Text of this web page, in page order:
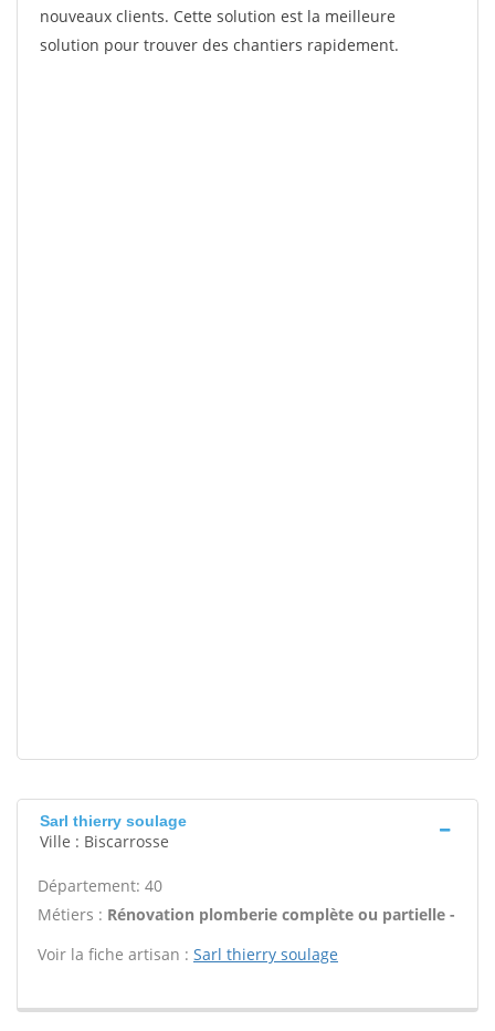
nouveaux clients. Cette solution est la meilleure
solution pour trouver des chantiers rapidement.
Sarl thierry soulage
Ville : Biscarrosse
Département: 40
Métiers : Rénovation plomberie complète ou partielle -
Voir la fiche artisan : Sarl thierry soulage